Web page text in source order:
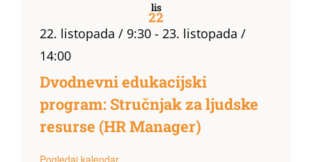
lis
22
22. listopada / 9:30 -23. listopada /
14:00
Dvodnevni edukacijski
program: Stručnjak za ljudske
resurse (HR Manager)
Pogledaj kalendar